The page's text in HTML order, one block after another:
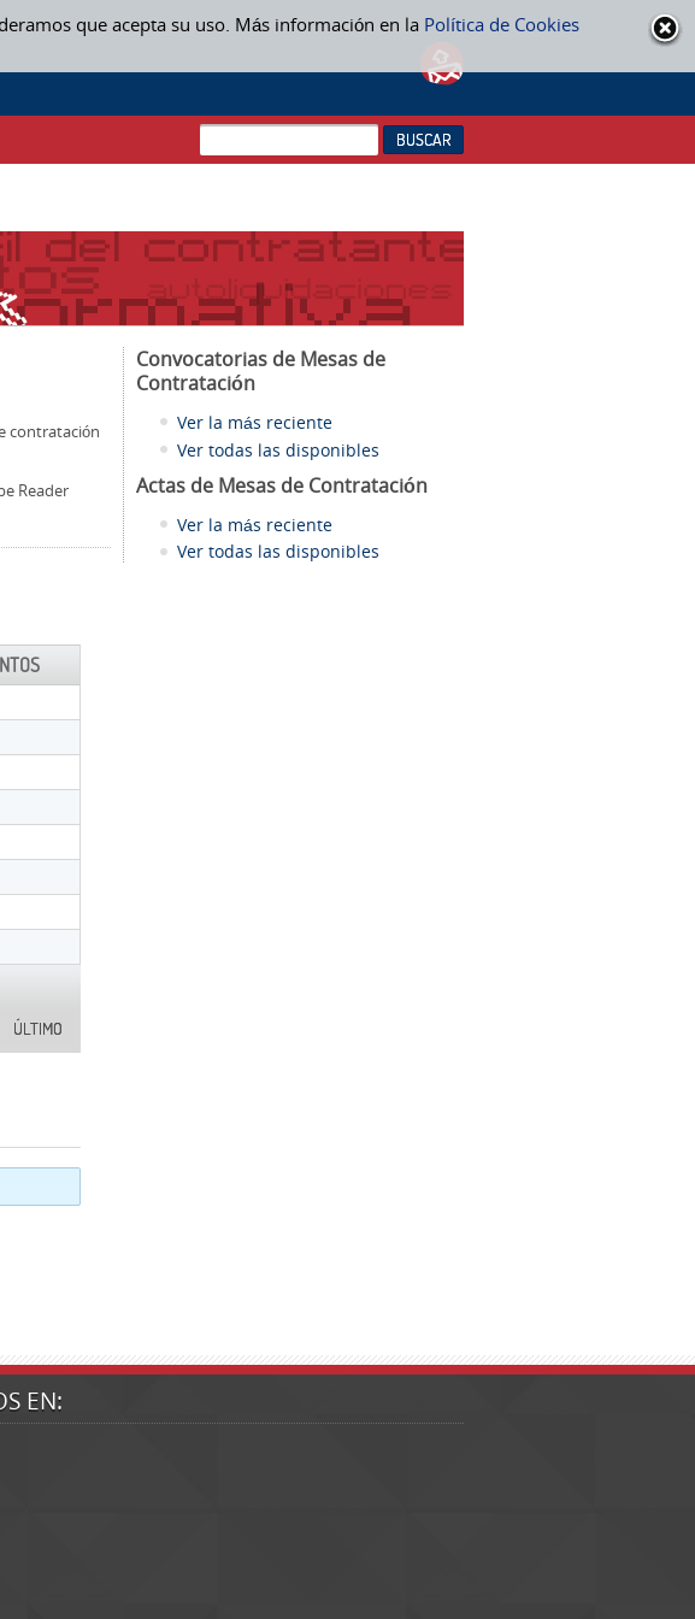
que acepta su uso. Más información en la Política de Cookies
contratación
Reader
ÚLTIMO
Convocatorias de Mesas de
Contratación
Ver la más reciente
Ver todas las disponibles
Actas de Mesas de Contratación
Ver la más reciente
Ver todas las disponibles
EN: